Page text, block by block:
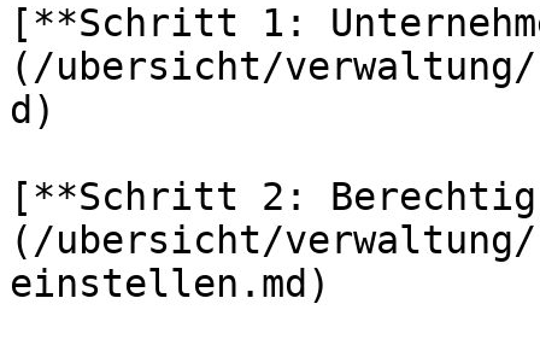
[**Schritt 1:
(/ubersicht/verwaltung/
d)
[**Schritt 2:
(/ubersicht/verwaltung/
einstellen.md)